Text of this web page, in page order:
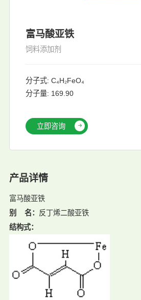
富马酸亚铁
饲料添加剂
分子式: C₄H₂FeO₄
分子量: 169.90
立即咨询
产品详情
富马酸亚铁
别 名： 反丁烯二酸亚铁
结构式：